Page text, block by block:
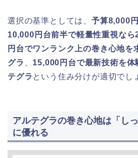
選択の基準としては、 予算8,000
10,000円台前半で軽量性重視なら
円台でワンランク上の巻き心地を
グラ
15,000円台で最新技術を
テグラ という住み分けが適切でし
アルテグラの巻き心地は「し
に優れる